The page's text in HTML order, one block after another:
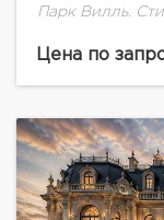
Парк Вилль.
и
Цена по